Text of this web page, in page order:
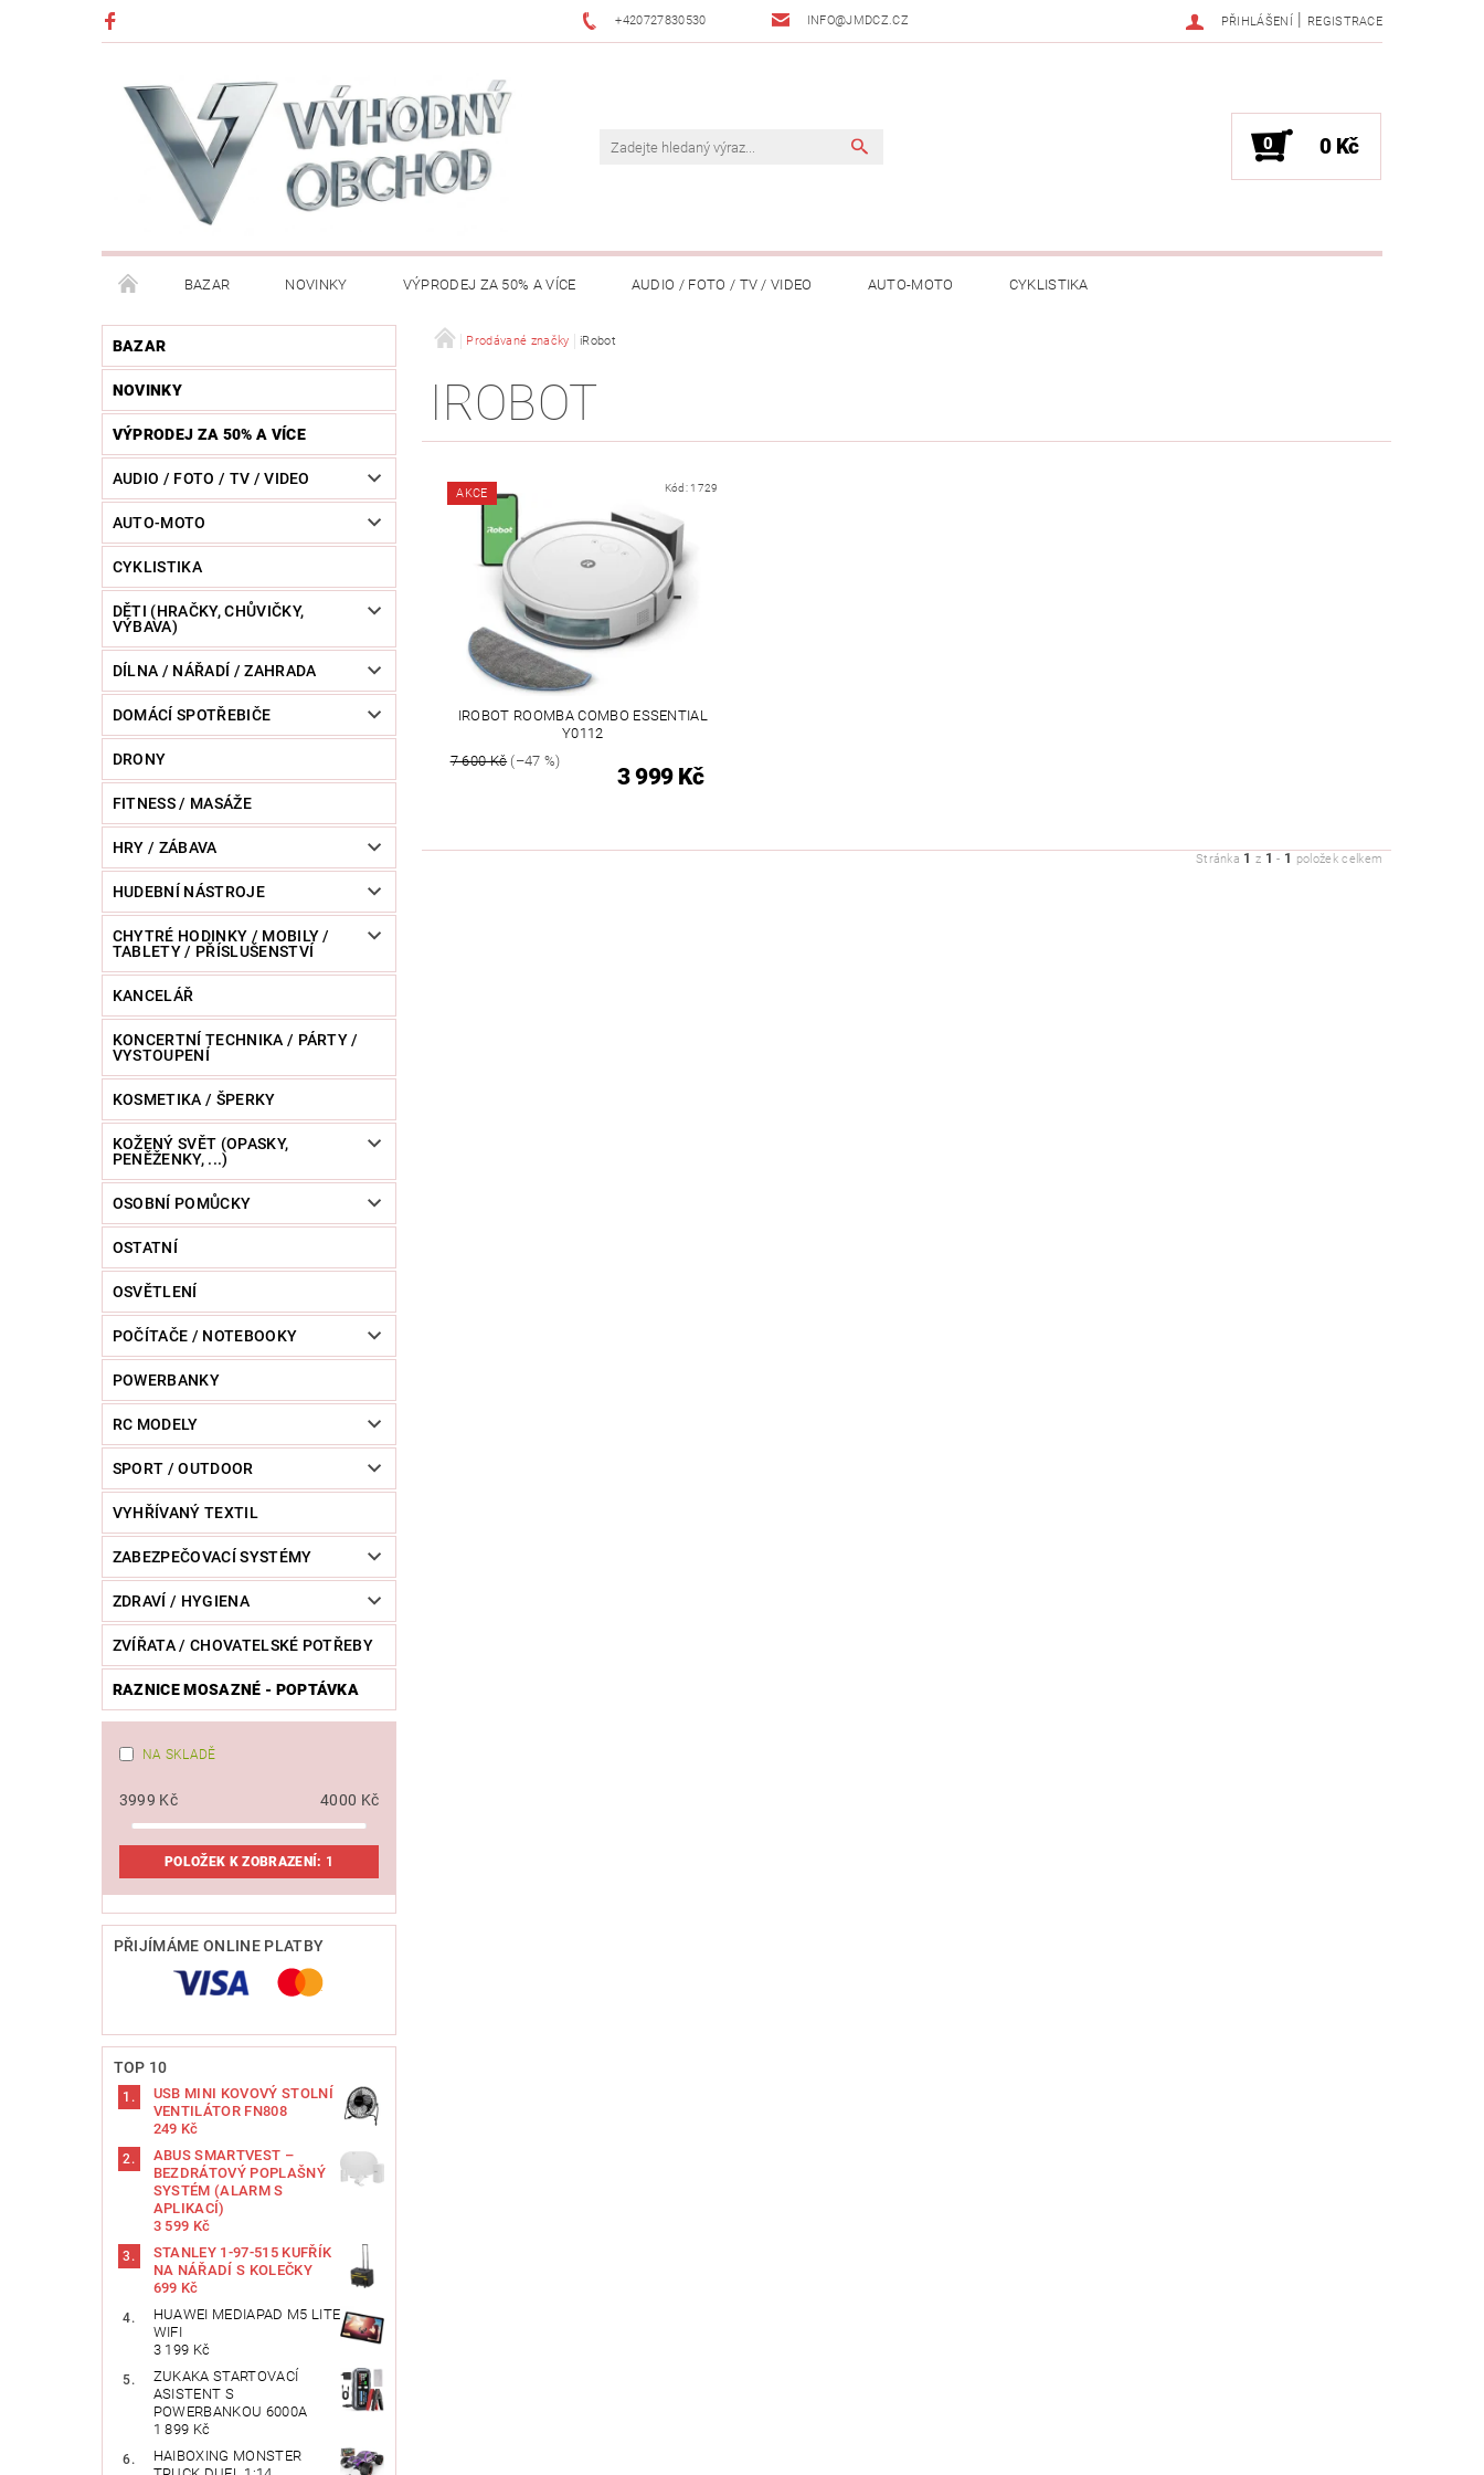
+420727830530 INFO@JMDCZ.CZ PŘIHLÁŠENÍ | REGISTRACE
0 0 Kč
BAZAR NOVINKY VÝPRODEJ ZA 50% A VÍCE AUDIO / FOTO / TV / VIDEO AUTO-MOTO CYKLISTIKA
DĚTI (HRAČKY, CHŮVIČKY, VÝBAVA) DÍLNA / NÁŘADÍ / ZAHRADA
HUDEBNÍ NÁSTROJE CHYTRÉ HODINKY / MOBILY / TABLETY / PŘÍSLUŠENSTVÍ
KOSMETIKA / ŠPERKY KOŽENÝ SVĚT (OPASKY, PENĚŽENKY, ...)
POWERBANKY VYHŘÍVANÝ TEXTIL
ZVÍŘATA / CHOVATELSKÉ POTŘEBY RAZNICE MOSAZNÉ - POPTÁVKA
BAZAR
NOVINKY
VÝPRODEJ ZA 50% A VÍCE
AUDIO / FOTO / TV / VIDEO
AUTO-MOTO
CYKLISTIKA
DĚTI (HRAČKY, CHŮVIČKY,
VÝBAVA)
DÍLNA / NÁŘADÍ / ZAHRADA
DOMÁCÍ SPOTŘEBIČE
DRONY
FITNESS / MASÁŽE
HRY / ZÁBAVA
HUDEBNÍ NÁSTROJE
CHYTRÉ HODINKY / MOBILY /
TABLETY / PŘÍSLUŠENSTVÍ
KANCELÁŘ
KONCERTNÍ TECHNIKA / PÁRTY /
VYSTOUPENÍ
KOSMETIKA / ŠPERKY
KOŽENÝ SVĚT (OPASKY,
PENĚŽENKY, ...)
OSOBNÍ POMŮCKY
OSTATNÍ
OSVĚTLENÍ
POČÍTAČE / NOTEBOOKY
POWERBANKY
RC MODELY
SPORT / OUTDOOR
VYHŘÍVANÝ TEXTIL
ZABEZPEČOVACÍ SYSTÉMY
ZDRAVÍ / HYGIENA
ZVÍŘATA / CHOVATELSKÉ POTŘEBY
RAZNICE MOSAZNÉ - POPTÁVKA
NA SKLADĚ
3999 Kč 4000 Kč
POLOŽEK K ZOBRAZENÍ: 1
PŘIJÍMÁME ONLINE PLATBY
TOP 10
USB MINI KOVOVÝ STOLNÍ
VENTILÁTOR FN808
249 Kč
ABUS SMARTVEST –
BEZDRÁTOVÝ POPLAŠNÝ
SYSTÉM (ALARM S
APLIKACÍ)
3 599 Kč
STANLEY 1-97-515 KUFŘÍK
NA NÁŘADÍ S KOLEČKY
699 Kč
HUAWEI MEDIAPAD M5 LITE
WIFI
3 199 Kč
ZUKAKA STARTOVACÍ
ASISTENT S
POWERBANKOU 6000A
1 899 Kč
HAIBOXING MONSTER
Prodávané značky iRobot
IROBOT
AKCE Kód: 1729
IROBOT ROOMBA COMBO ESSENTIAL
Y0112
7 600 Kč(–47 %)
3 999 Kč
Stránka 1 z 1 - 1 položek celkem